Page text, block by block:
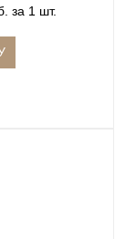
за 1 шт.